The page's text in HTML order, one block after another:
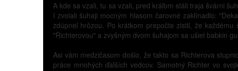
A kde sa vzali, tu sa vzali, pred kráľom stáli traja švárni
I zvolali šuhaji mocným hlasom čarovné zaklínadlo:
zdúpnel hrôzou. Po krátkom prepočte zistil, že
"Richterovou" a zvyšným dvom šuhajom sa ušiel babkin
Asi vám medzičasom došlo, že takto sa Richterova
práce mnohých ďalších vedcov. Samotný Richter vo